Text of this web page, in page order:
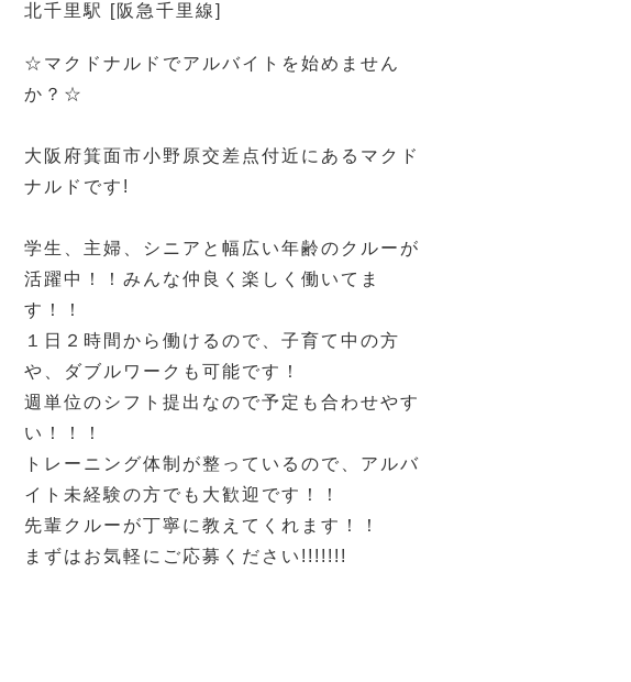
北千里駅 [阪急千里線]
☆マクドナルドでアルバイトを始めません
か？☆
大阪府箕面市小野原交差点付近にあるマクド
ナルドです!
学生、主婦、シニアと幅広い年齢のクルーが
活躍中！！みんな仲良く楽しく働いてま
す！！
１日２時間から働けるので、子育て中の方
や、ダブルワークも可能です！
週単位のシフト提出なので予定も合わせやす
い！！！
トレーニング体制が整っているので、アルバ
イト未経験の方でも大歓迎です！！
先輩クルーが丁寧に教えてくれます！！
まずはお気軽にご応募ください!!!!!!!